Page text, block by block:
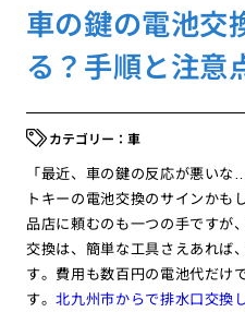
車の鍵の電池交
る？手順と注意
車
「最近、車の鍵の反応が悪い
トキーの電池交換のサインかも
品店に頼むのも一つの手ですが
交換は、簡単な工具さえあれば
す。費用も数百円の電池代だけ
す。北九州市からで排水口交換